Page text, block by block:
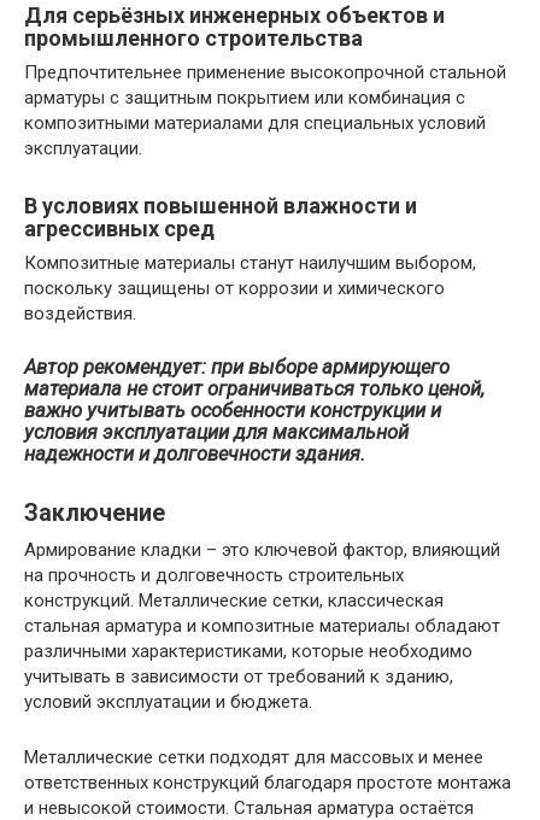
Для серьёзных инженерных объектов и
промышленного строительства
Предпочтительнее применение высокопрочной стальной
арматуры с защитным покрытием или комбинация с
композитными материалами для специальных условий
эксплуатации.
В условиях повышенной влажности и
агрессивных сред
Композитные материалы станут наилучшим выбором,
поскольку защищены от коррозии и химического
воздействия.
Автор рекомендует: при выборе армирующего
материала не стоит ограничиваться только ценой,
важно учитывать особенности конструкции и
условия эксплуатации для максимальной
надежности и долговечности здания.
Заключение
Армирование кладки – это ключевой фактор, влияющий
на прочность и долговечность строительных
конструкций. Металлические сетки, классическая
стальная арматура и композитные материалы обладают
различными характеристиками, которые необходимо
учитывать в зависимости от требований к зданию,
условий эксплуатации и бюджета.
Металлические сетки подходят для массовых и менее
ответственных конструкций благодаря простоте монтажа
и невысокой стоимости. Стальная арматура остаётся